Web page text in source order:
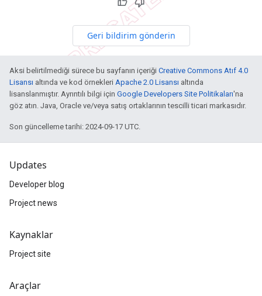
Geri bildirim gönderin
Aksi belirtilmediği sürece bu sayfanın içeriği Creative Commons Atıf 4.0
Lisansı altında ve kod örnekleri Apache 2.0 Lisansı altında
lisanslanmıştır. Ayrıntılı bilgi için Google Developers Site Politikaları'na
göz atın. Java, Oracle ve/veya satış ortaklarının tescilli ticari markasıdır.
Son güncelleme tarihi: 2024-09-17 UTC.
Updates
Developer blog
Project news
Kaynaklar
Project site
Araçlar